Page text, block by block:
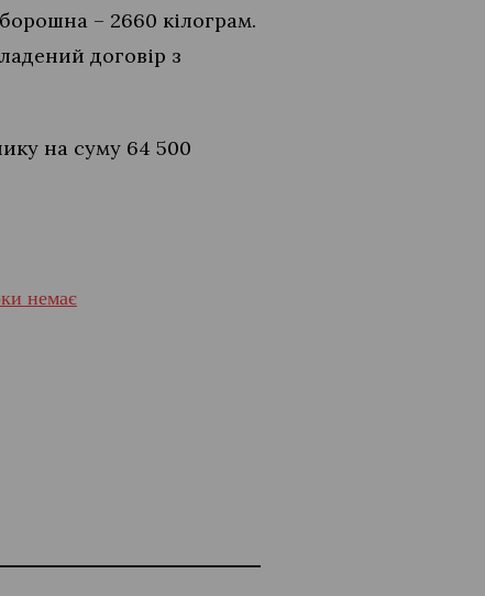
– 2660 кілограм.
договір з
на суму 64 500
немає